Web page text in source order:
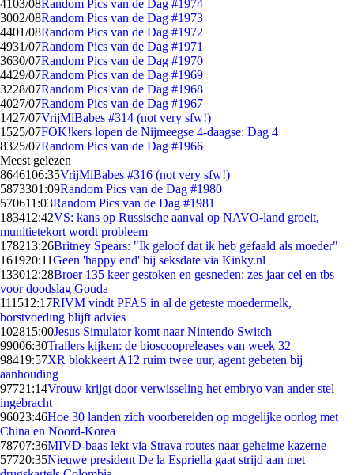
4103/08Random Pics van de Dag #1974
3002/08Random Pics van de Dag #1973
4401/08Random Pics van de Dag #1972
4931/07Random Pics van de Dag #1971
3630/07Random Pics van de Dag #1970
4429/07Random Pics van de Dag #1969
3228/07Random Pics van de Dag #1968
4027/07Random Pics van de Dag #1967
1427/07VrijMiBabes #314 (not very sfw!)
1525/07FOK!kers lopen de Nijmeegse 4-daagse: Dag 4
8325/07Random Pics van de Dag #1966
Meest gelezen
8646106:35VrijMiBabes #316 (not very sfw!)
5873301:09Random Pics van de Dag #1980
570611:03Random Pics van de Dag #1981
183412:42VS: kans op Russische aanval op NAVO-land groeit,
munitietekort wordt probleem
178213:26Britney Spears: "Ik geloof dat ik heb gefaald als moeder"
161920:11Geen 'happy end' bij seksdate via Kinky.nl
133012:28Broer 135 keer gestoken en gesneden: zes jaar cel en tbs
voor doodslag Gouda
111512:17RIVM vindt PFAS in al de geteste moedermelk,
borstvoeding blijft advies
102815:00Jesus Simulator komt naar Nintendo Switch
99006:30Trailers kijken: de bioscoopreleases van week 32
98419:57XR blokkeert A12 ruim twee uur, agent gebeten bij
aanhouding
97721:14Vrouw krijgt door verwisseling het embryo van ander stel
ingebracht
96023:46Hoe 30 landen zich voorbereiden op mogelijke oorlog met
China en Noord-Korea
78707:36MIVD-baas lekt via Strava routes naar geheime kazerne
57720:35Nieuwe president De la Espriella gaat strijd aan met